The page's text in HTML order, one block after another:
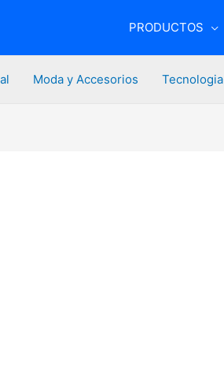
PRODUCTOS
Moda y Accesorios Tecnologia